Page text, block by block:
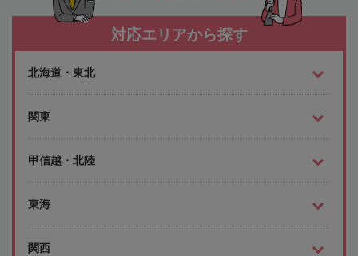
対応エリアから探す
北海道・東北
関東
甲信越・北陸
東海
関西